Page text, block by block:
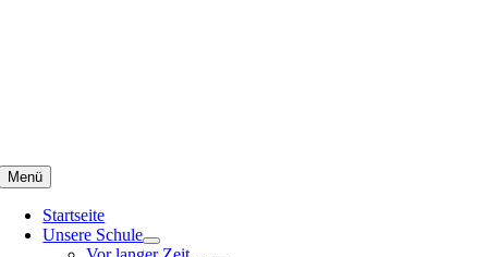
Menü
Startseite
Unsere Schule